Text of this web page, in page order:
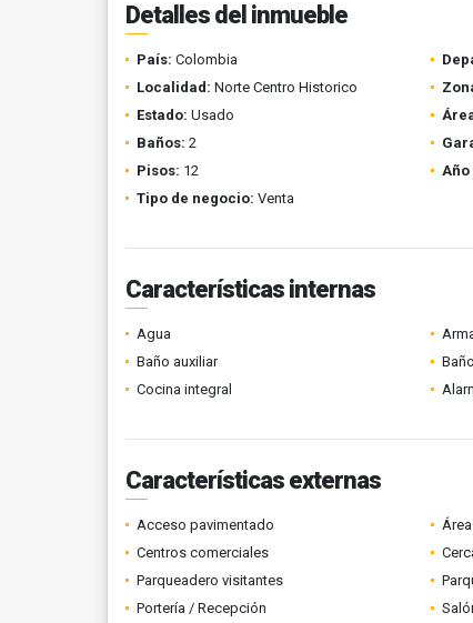
Detalles del inmueble
País: Colombia
Localidad: Norte Centro Historico
Estado: Usado
Baños: 2
Pisos: 12
Tipo de negocio: Venta
Características internas
Agua
Baño auxiliar
Cocina integral
Características externas
Acceso pavimentado
Centros comerciales
Parqueadero visitantes
Portería / Recepción